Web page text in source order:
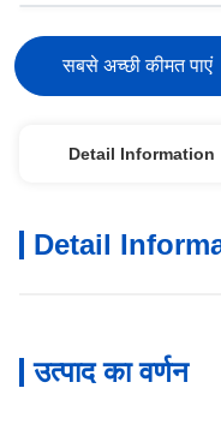
सबसे अच्छी कीमत पाएं
Detail Information
Detail
उत्पाद का वर्णन